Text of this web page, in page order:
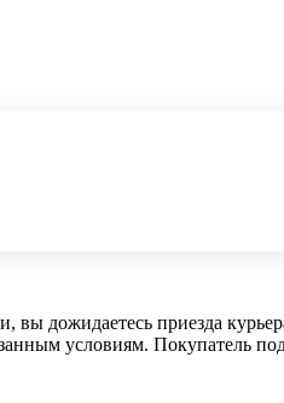
дожидаетесь приезда
условиям. Покупатель